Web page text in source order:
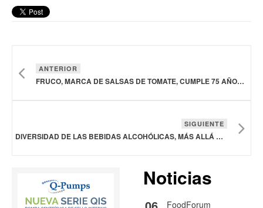
ANTERIOR
FRUCO, MARCA DE SALSAS DE TOMATE, CUMPLE 75 AÑOS PRESENTE EN EL MERCADO COLOMBIANO
SIGUIENTE
DIVERSIDAD DE LAS BEBIDAS ALCOHÓLICAS, MÁS ALLÁ DEL PORCENTAJE
Noticias
FoodForum